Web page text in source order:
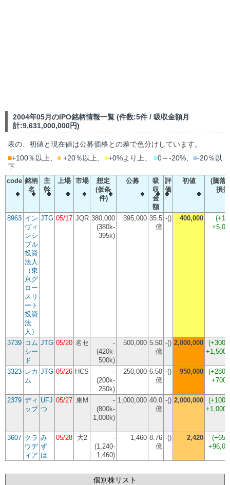
2004年05月のIPO銘柄情報一覧 (件数:5件 / 吸収金額月
計:9,631,000,000円)
表の、初値と現在値は公募価格との差で色分けしています。
■+100％以上、 ■ +20％以上、 ■+0%より上、 ■0～-20%、 ■-20％以
下
code 銘柄
名
主
幹
上場 市場
想定
(仮条
件)
公募
吸
収
金
額
評
価
初値
(騰落
損益
8963 イン
ヴィ
ンシ
ブル
投資
法人
（東
京グ
ロー
スリ
ート
投資
法
人）
JTG 05/17 JQR 380,000
(380k-
395k)
395,000 35.5
億
-() 400,000 (
3739 コム
シー
ド
JTG 05/20 名セ
-
(420k-
500k)
500,000 5.50
億
-() 2,000,000 (
3323 レカ
ム
JTG 05/26 HCS
-
(200k-
250k)
250,000 6.50
億
-() 950,000 (
2379 ディ
ップ
UFJ
つ
05/27 東M
-
(800k-
1,000k)
1,000,000 40.0
億
-() 2,000,000 (
3607 クラ
ウデ
ィア
み
ず
ほ
05/28 大2
-
(1,240-
1,460)
1,460 8.76
億
-() 2,420 (
個別株リスト